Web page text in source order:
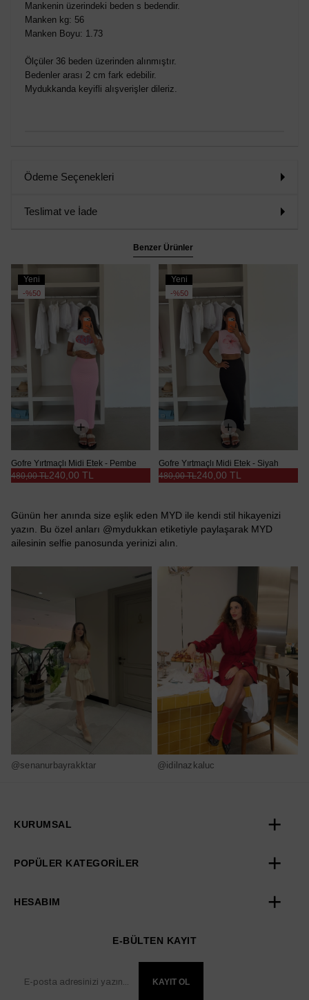
Mankenin üzerindeki beden s bedendir.
Manken kg: 56
Manken Boyu: 1.73
Ölçüler 36 beden üzerinden alınmıştır.
Bedenler arası 2 cm fark edebilir.
Mydukkanda keyifli alışverişler dileriz.
Ödeme Seçenekleri
Teslimat ve İade
Benzer Ürünler
Yeni
Ürün
%50
Gofre Yırtmaçlı Midi Etek - Pembe
240,00 TL
480,00 TL
Yeni
Ürün
%50
Gofre Yırtmaçlı Midi Etek - Siyah
240,00 TL
480,00 TL
Günün her anında size eşlik eden MYD ile kendi stil hikayenizi
yazın. Bu özel anları @mydukkan etiketiyle paylaşarak MYD
ailesinin selfie panosunda yerinizi alın.
@senanurbayrakktar @idilnazkaluc
KURUMSAL
POPÜLER KATEGORİLER
HESABIM
E-BÜLTEN KAYIT
KAYIT OL